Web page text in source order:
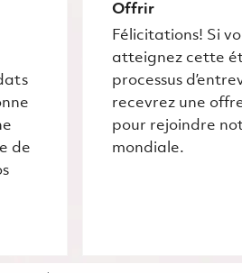
de
Offrir
Félicitations! Si
atteignez cette
processus
recevrez une
pour rejoindre
mondiale.